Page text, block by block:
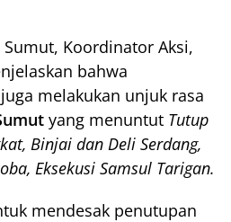
Koordinator Aksi,
bahwa
melakukan unjuk rasa
yang menuntut Tutup
Binjai dan Deli Serdang,
Eksekusi Samsul Tarigan.
mendesak penutupan